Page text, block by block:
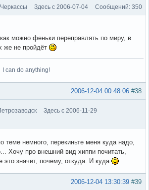
Здесь с 2006-07-04 Сообщений: 350
можно феньки переправлять по миру, в
же не пройдёт
do anything!
#38
2006-12-04 00:48:06
Здесь с 2006-11-29
теме немного, перекиньте меня куда надо,
Хочу про внешний вид хиппи почитать,
это значит, почему, откуда. И куда
#39
2006-12-04 13:30:39